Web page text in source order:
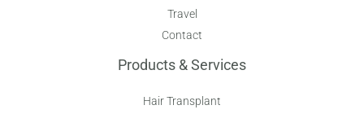
Travel
Contact
Products & Services
Hair Transplant